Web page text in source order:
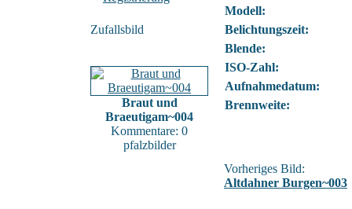
Zufallsbild
Braut und
Braeutigam~004
Kommentare: 0
pfalzbilder
Modell:
Belichtungszeit:
Blende:
ISO-Zahl:
Aufnahmedatum:
Brennweite:
Vorheriges Bild:
Altdahner Burgen~003